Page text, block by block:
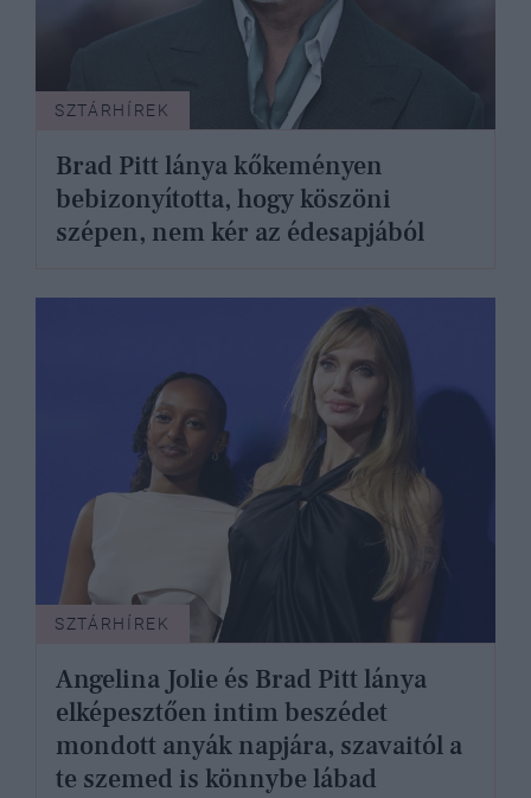
SZTÁRHÍREK
Brad Pitt lánya kőkeményen
bebizonyította, hogy köszöni
szépen, nem kér az édesapjából
SZTÁRHÍREK
Angelina Jolie és Brad Pitt lánya
elképesztően intim beszédet
mondott anyák napjára, szavaitól a
te szemed is könnybe lábad